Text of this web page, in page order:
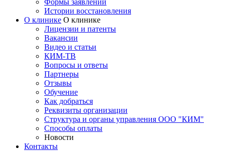
Формы заявлений
Истории восстановления
О клинике О клинике
Лицензии и патенты
Вакансии
Видео и статьи
КИМ-ТВ
Вопросы и ответы
Партнеры
Отзывы
Обучение
Как добраться
Реквизиты организации
Структура и органы управления ООО "КИМ"
Способы оплаты
Новости
Контакты